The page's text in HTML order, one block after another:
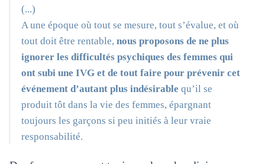
(...)
A une époque où tout se mesure, tout s’évalue, et où
tout doit être rentable,nous proposons de ne plus
ignorer les difficultés psychiques des femmes qui
ont subi une IVG et de tout faire pour prévenir cet
événement d’autant plus indésirable qu’il se
produit tôt dans la vie des femmes, épargnant
toujours les garçons si peu initiés à leur vraie
responsabilité.